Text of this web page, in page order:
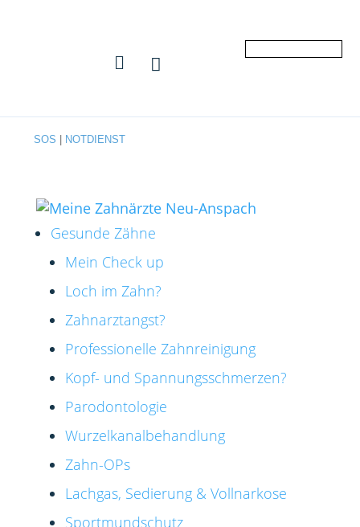
SOS NOTDIENST


Gesunde Zähne
Mein Check up
Loch im Zahn?
Zahnarztangst?
Professionelle Zahnreinigung
Kopf- und Spannungsschmerzen?
Parodontologie
Wurzelkanalbehandlung
Zahn-OPs
Lachgas, Sedierung & Vollnarkose
Sportmundschutz